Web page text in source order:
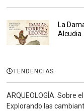
La
Alcudia
TENDENCIAS
ARQUEOLOGÍA. Sobre
Explorando las